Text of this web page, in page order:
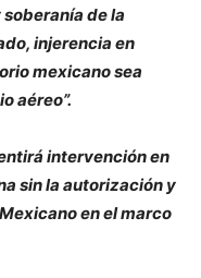
de la
injerencia en
mexicano sea
aéreo”.
intervención en
sin la autorización y
en el marco